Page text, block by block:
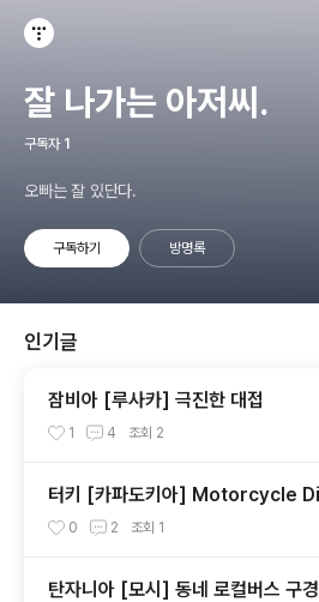
잘 나가는 아저씨.
구독자 1
오빠는 잘 있단다.
구독하기 방명록
인기글
잠비아 [루사카] 극진한 대접
1 4 조회 2
터키 [카파도키아] Motorcycle
0 2 조회 1
탄자니아 [모시] 동네 로컬버스 구